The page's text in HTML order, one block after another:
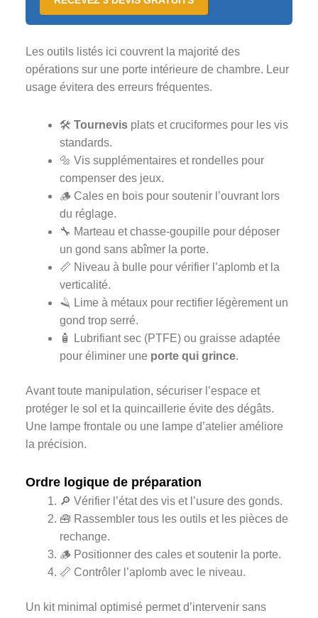
Les outils listés ici couvrent la majorité des
opérations sur une porte intérieure de chambre. Leur
usage évitera des erreurs fréquentes.
🛠️ Tournevis plats et cruciformes pour les vis
standards.
🔩 Vis supplémentaires et rondelles pour
compenser des jeux.
🪵 Cales en bois pour soutenir l’ouvrant lors
du réglage.
🔧 Marteau et chasse-goupille pour déposer
un gond sans abîmer la porte.
📏 Niveau à bulle pour vérifier l’aplomb et la
verticalité.
🪒 Lime à métaux pour rectifier légèrement un
gond trop serré.
🧴 Lubrifiant sec (PTFE) ou graisse adaptée
pour éliminer une porte qui grince.
Avant toute manipulation, sécuriser l’espace et
protéger le sol et la quincaillerie évite des dégâts.
Une lampe frontale ou une lampe d’atelier améliore
la précision.
Ordre logique de préparation
🔎 Vérifier l’état des vis et l’usure des gonds.
🧰 Rassembler tous les outils et les pièces de
rechange.
🪵 Positionner des cales et soutenir la porte.
📏 Contrôler l’aplomb avec le niveau.
Un kit minimal optimisé permet d’intervenir sans